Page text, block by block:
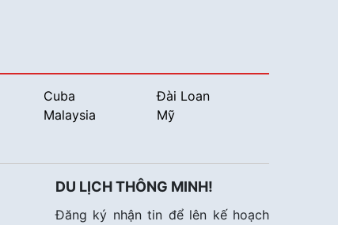
Cuba
Đài Loan
Malaysia
Mỹ
DU LỊCH THÔNG MINH!
Đăng ký nhận tin để lên kế hoạch